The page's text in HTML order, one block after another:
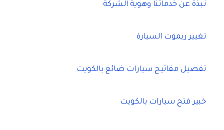
نبذة عن خدماتنا وهوية الشركة
تغيير ريموت السيارة
تفصيل مفاتيح سيارات ضائع بالكويت
خبير فتح سيارات بالكويت